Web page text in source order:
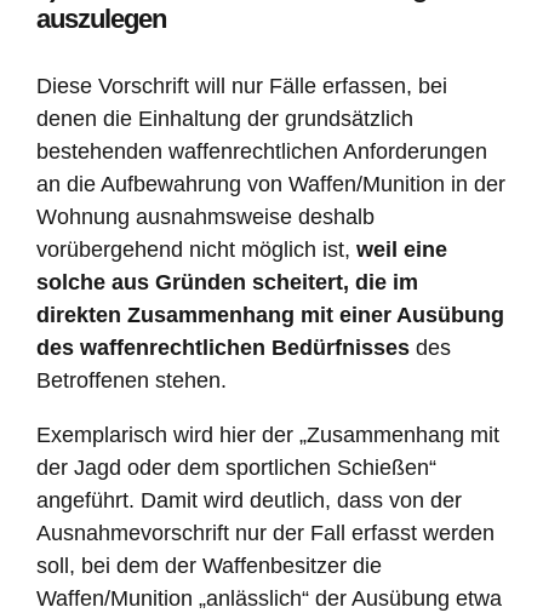
auszulegen
Diese Vorschrift will nur Fälle erfassen, bei
denen die Einhaltung der grundsätzlich
bestehenden waffenrechtlichen Anforderungen
an die Aufbewahrung von Waffen/Munition in der
Wohnung ausnahmsweise deshalb
vorübergehend nicht möglich ist, weil eine
solche aus Gründen scheitert, die im
direkten Zusammenhang mit einer Ausübung
des waffenrechtlichen Bedürfnisses des
Betroffenen stehen.
Exemplarisch wird hier der „Zusammenhang mit
der Jagd oder dem sportlichen Schießen“
angeführt. Damit wird deutlich, dass von der
Ausnahmevorschrift nur der Fall erfasst werden
soll, bei dem der Waffenbesitzer die
Waffen/Munition „anlässlich“ der Ausübung etwa